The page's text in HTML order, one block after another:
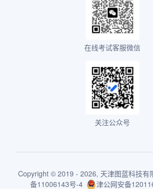
在线考试客服微信
关注公众号
Copyright © 2019 - 2026, 天津图蓝科技有
备11006143号-4
津公网安备